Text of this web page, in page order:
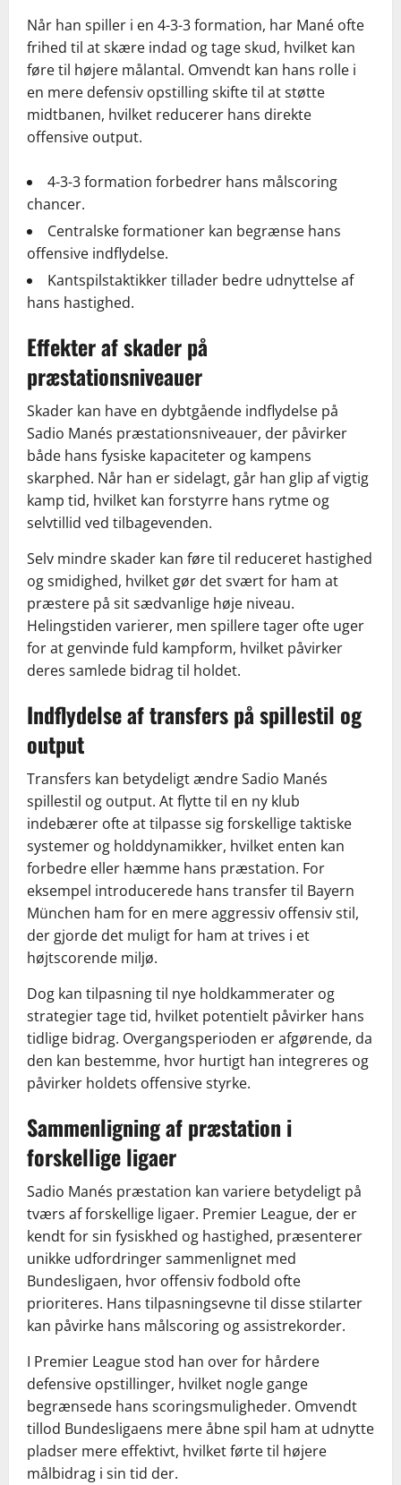
Når han spiller i en 4-3-3 formation, har Mané ofte
frihed til at skære indad og tage skud, hvilket kan
føre til højere målantal. Omvendt kan hans rolle i
en mere defensiv opstilling skifte til at støtte
midtbanen, hvilket reducerer hans direkte
offensive output.
4-3-3 formation forbedrer hans målscoring
chancer.
Centralske formationer kan begrænse hans
offensive indflydelse.
Kantspilstaktikker tillader bedre udnyttelse af
hans hastighed.
Effekter af skader på
præstationsniveauer
Skader kan have en dybtgående indflydelse på
Sadio Manés præstationsniveauer, der påvirker
både hans fysiske kapaciteter og kampens
skarphed. Når han er sidelagt, går han glip af vigtig
kamp tid, hvilket kan forstyrre hans rytme og
selvtillid ved tilbagevenden.
Selv mindre skader kan føre til reduceret hastighed
og smidighed, hvilket gør det svært for ham at
præstere på sit sædvanlige høje niveau.
Helingstiden varierer, men spillere tager ofte uger
for at genvinde fuld kampform, hvilket påvirker
deres samlede bidrag til holdet.
Indflydelse af transfers på spillestil og
output
Transfers kan betydeligt ændre Sadio Manés
spillestil og output. At flytte til en ny klub
indebærer ofte at tilpasse sig forskellige taktiske
systemer og holddynamikker, hvilket enten kan
forbedre eller hæmme hans præstation. For
eksempel introducerede hans transfer til Bayern
München ham for en mere aggressiv offensiv stil,
der gjorde det muligt for ham at trives i et
højtscorende miljø.
Dog kan tilpasning til nye holdkammerater og
strategier tage tid, hvilket potentielt påvirker hans
tidlige bidrag. Overgangsperioden er afgørende, da
den kan bestemme, hvor hurtigt han integreres og
påvirker holdets offensive styrke.
Sammenligning af præstation i
forskellige ligaer
Sadio Manés præstation kan variere betydeligt på
tværs af forskellige ligaer. Premier League, der er
kendt for sin fysiskhed og hastighed, præsenterer
unikke udfordringer sammenlignet med
Bundesligaen, hvor offensiv fodbold ofte
prioriteres. Hans tilpasningsevne til disse stilarter
kan påvirke hans målscoring og assistrekorder.
I Premier League stod han over for hårdere
defensive opstillinger, hvilket nogle gange
begrænsede hans scoringsmuligheder. Omvendt
tillod Bundesligaens mere åbne spil ham at udnytte
pladser mere effektivt, hvilket førte til højere
målbidrag i sin tid der.